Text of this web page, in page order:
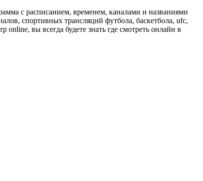
с расписанием, временем, каналами и названиями
спортивных трансляций футбола, баскетбола, ufc,
вы всегда будете знать где смотреть онлайн в